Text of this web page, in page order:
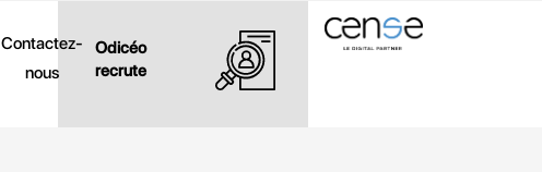
Odicéo
recrute
Contactez-
nous